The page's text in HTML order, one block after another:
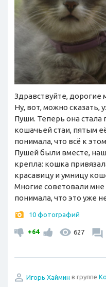
Здравствуйте, дорогие
Ну, вот, можно сказать,
Пуши. Теперь она
кошачьей стаи, пятым
понимала, что всё к
Пушей были вместе,
крепла: кошка
красавицу и умницу
Многие советовали
понимала, что это уже
10 фотографий
+64 627
Игорь Хаймин в группе